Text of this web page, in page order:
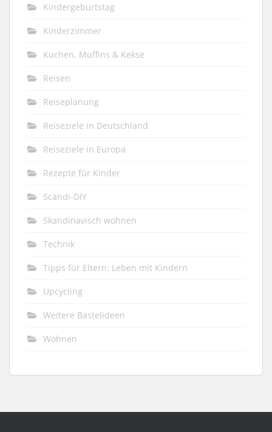
Kindergeburtstag
Kinderzimmer
Kuchen, Muffins & Kekse
Reisen
Reiseplanung
Reiseziele in Deutschland
Reiseziele in Europa
Rezepte für Kinder
Scandi-DIY
Skandinavisch wohnen
Technik
Tipps für Eltern: Leben mit Kindern
Upcycling
Weitere Bastelideen
Wohnen